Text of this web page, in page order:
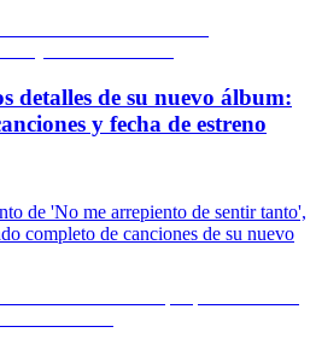
detalles de su nuevo álbum:
y fecha de estreno
de 'No me arrepiento de sentir tanto',
completo de canciones de su nuevo